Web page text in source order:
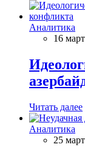
Аналитика
16
Читать далее
Аналитика
25